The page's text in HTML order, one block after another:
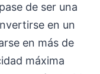
de ser una
en un
en más de
máxima